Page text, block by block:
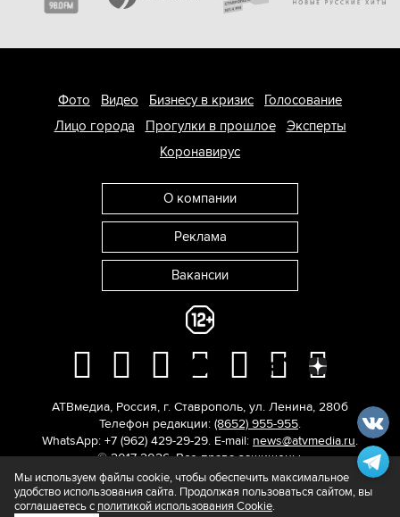
Фото Видео Бизнесу в кризис
Голосование
Лицо города
Прогулки в прошлое
Эксперты
Коронавирус
О компании
Реклама
Вакансии
АТВмедиа, Россия, г. Ставрополь, ул. Ленина, 280б
Телефон редакции: (8652) 955-955.
WhatsApp: +7 (962) 429-29-29. E-mail: news@atvmedia.ru.
© 2017-2026. Все права защищены.
Мы используем файлы cookie, чтобы обеспечить максимальное
удобство использования сайта. Продолжая пользоваться сайтом, вы
соглашаетесь с политикой использования Cookie.